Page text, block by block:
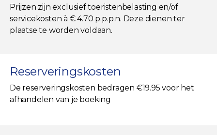
Prijzen zijn exclusief toeristenbelasting en/of
servicekosten à € 4.70 p.p.p.n. Deze dienen ter
plaatse te worden voldaan.
Reserveringskosten
De reserveringskosten bedragen €19.95 voor het
afhandelen van je boeking